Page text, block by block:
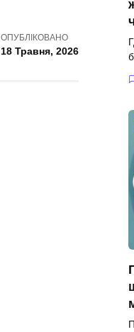
ОПУБЛІКОВАНО
18 Травня, 2026